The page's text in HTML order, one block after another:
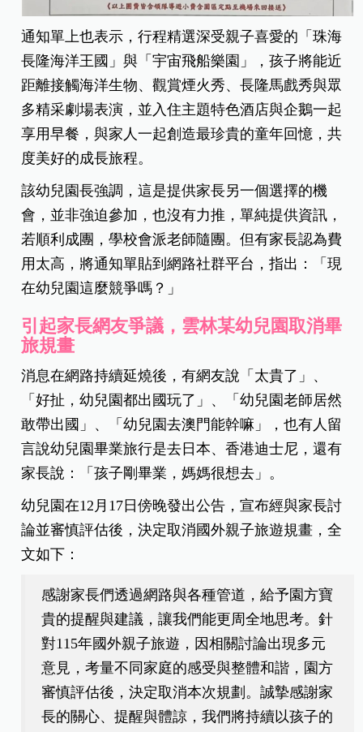
通知單上也表示，行程精選深受親子喜愛的「珠海
長隆海洋王國」與「宇宙飛船樂園」，孩子將能近
距離接觸海洋生物、觀賞煙火秀、長隆馬戲秀與眾
多精采劇場表演，並入住主題特色酒店與企鵝一起
享用早餐，與家人一起創造最珍貴的童年回憶，共
度美好的成長旅程。
該幼兒園長強調，這是提供家長另一個選擇的機
會，並非強迫參加，也沒有力推，單純提供資訊，
若順利成團，學校會派老師隨團。但有家長認為費
用太高，將通知單貼到網路社群平台，指出：「現
在幼兒園這麼競爭嗎？」
引起家長網友爭議，雲林某幼兒園取消畢
旅規畫
消息在網路持續延燒後，有網友說「太貴了」、
「好扯，幼兒園都出國玩了」、「幼兒園老師居然
敢帶出國」、「幼兒園去澳門能幹嘛」，也有人留
言說幼兒園畢業旅行是去日本、香港迪士尼，還有
家長說：「孩子剛畢業，媽媽很想去」。
幼兒園在12月17日傍晚發出公告，宣布經與家長討
論並審慎評估後，決定取消國外親子旅遊規畫，全
文如下：
感謝家長們透過網路與各種管道，給予園方寶
貴的提醒與建議，讓我們能更周全地思考。針
對115年國外親子旅遊，因相關討論出現多元
意見，考量不同家庭的感受與整體和諧，園方
審慎評估後，決定取消本次規劃。誠摯感謝家
長的關心、提醒與體諒，我們將持續以孩子的